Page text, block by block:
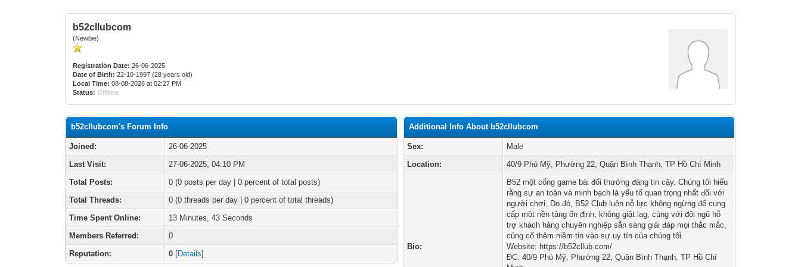
b52cllubcom
(Newbie)
Registration Date: 26-06-2025
Date of Birth: 22-10-1997 (28 years old)
Local Time: 08-08-2026 at 02:27 PM
Status: Offline
b52cllubcom's Forum Info
Joined:
26-06-2025
Last Visit:
27-06-2025, 04:10 PM
Total Posts:
0 (0 posts per day | 0 percent of total posts)
Total Threads:
0 (0 threads per day | 0 percent of total threads)
Time Spent Online:
13 Minutes, 43 Seconds
Members Referred:
0
Reputation:
0 [Details]
Additional Info About b52cllubcom
Sex:
Male
Location:
40/9 Phú Mỹ, Phường 22, Quận Bình Thạnh, TP Hồ Chí Minh
Bio:
B52 một cổng game bài đổi thưởng đáng tin cậy. Chúng tôi hiểu
rằng sự an toàn và minh bạch là yếu tố quan trọng nhất đối với
người chơi. Do đó, B52 Club luôn nỗ lực không ngừng để cung
cấp một nền tảng ổn định, không giật lag, cùng với đội ngũ hỗ
trợ khách hàng chuyên nghiệp sẵn sàng giải đáp mọi thắc mắc,
củng cố thêm niềm tin vào sự uy tín của chúng tôi.
Website: https://b52cllub.com/
ĐC: 40/9 Phú Mỹ, Phường 22, Quận Bình Thạnh, TP Hồ Chí